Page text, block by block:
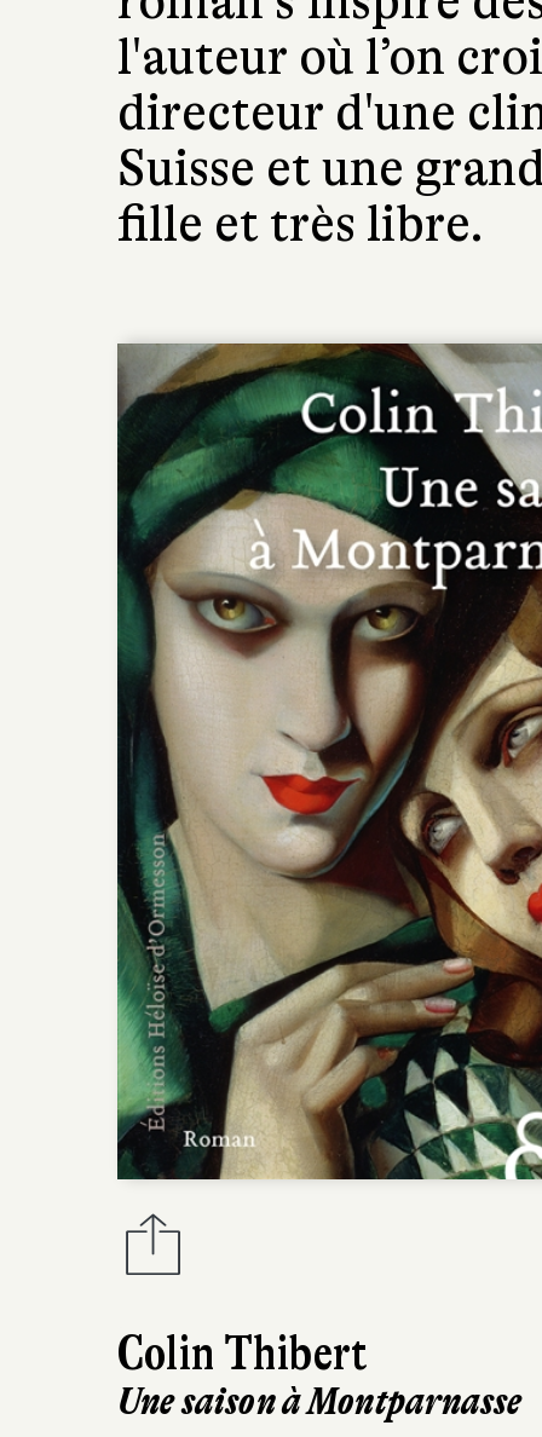
Colin Thibert
Une saison à Montparnasse
l'auteur où l’on
directeur d'une
Suisse et une
fille et très libre.